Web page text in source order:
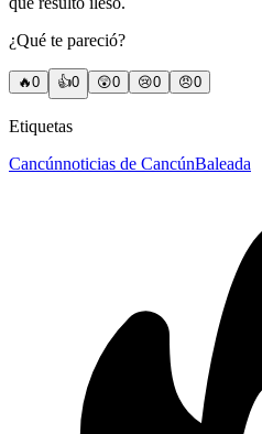
¿Qué te pareció?
🔥0 👍0 😲0 😢0 😠0
Etiquetas
Cancúnnoticias de CancúnBaleada